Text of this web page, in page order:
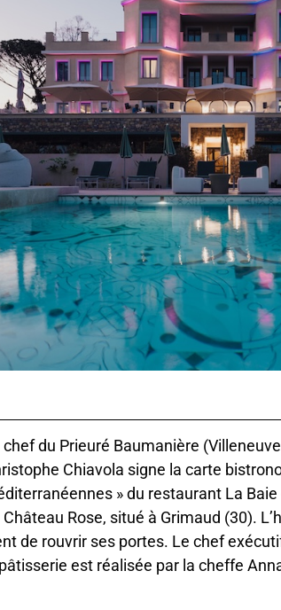
chef du Prieuré Baumanière
Chiavola signe la carte
» du restaurant La
Château Rose, situé à Grimaud (30).
de rouvrir ses portes. Le chef
est réalisée par la cheffe